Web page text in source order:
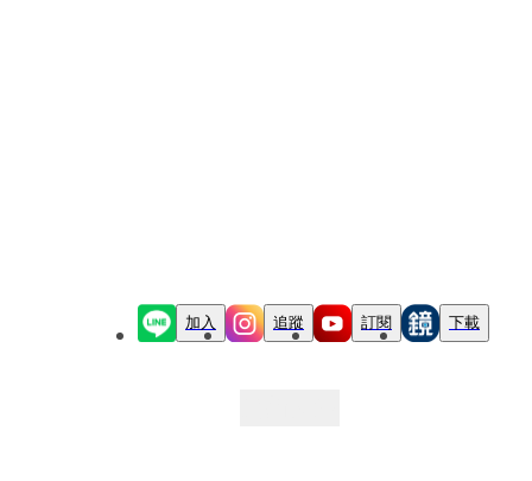
加入 追蹤 訂閱 下載